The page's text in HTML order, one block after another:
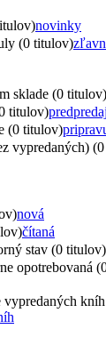
novinky
(0 titulov)
sklade (0 titulov)
titulov)predpredaj
(0 titulov)
vypredaných)
nová
čítaná
stav (0 titulov)
opotrebovaná
vypredaných